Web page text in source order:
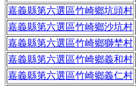
嘉義縣第六選區竹崎鄉坑頭村
嘉義縣第六選區竹崎鄉沙坑村
嘉義縣第六選區竹崎鄉獅埜村
嘉義縣第六選區竹崎鄉義和村
嘉義縣第六選區竹崎鄉義仁村